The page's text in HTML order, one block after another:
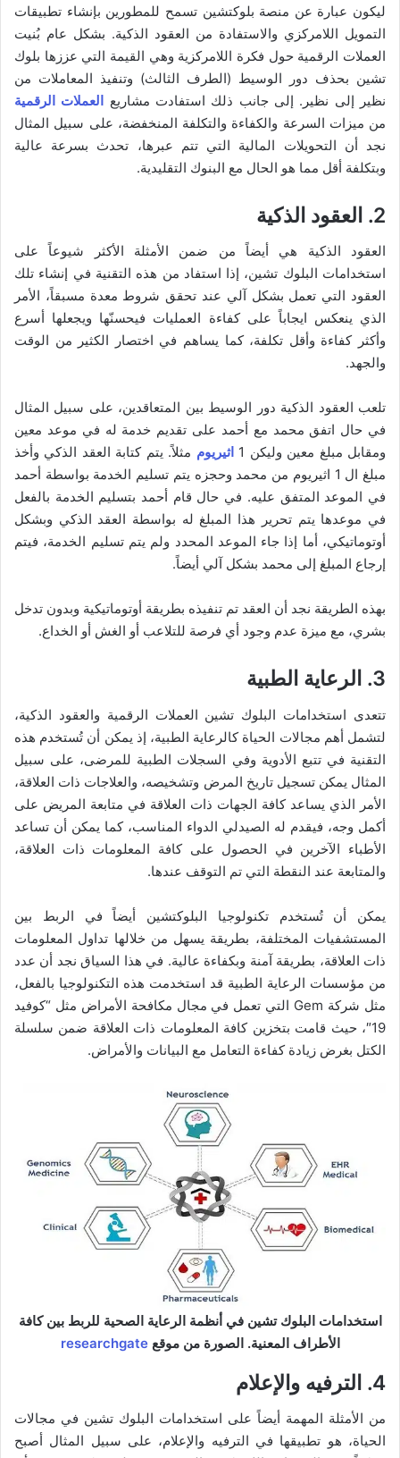
ليكون عبارة عن منصة بلوكتشين تسمح للمطورين بإنشاء تطبيقات
التمويل اللامركزي والاستفادة من العقود الذكية. بشكل عام بُنيت
العملات الرقمية حول فكرة اللامركزية وهي القيمة التي عززها بلوك
تشين بحذف دور الوسيط (الطرف الثالث) وتنفيذ المعاملات من
نظير إلى نظير. إلى جانب ذلك استفادت مشاريع العملات الرقمية
من ميزات السرعة والكفاءة والتكلفة المنخفضة، على سبيل المثال
نجد أن التحويلات المالية التي تتم عبرها، تحدث بسرعة عالية
وبتكلفة أقل مما هو الحال مع البنوك التقليدية.
2. العقود الذكية
العقود الذكية هي أيضاً من ضمن الأمثلة الأكثر شيوعاً على
استخدامات البلوك تشين، إذا استفاد من هذه التقنية في إنشاء تلك
العقود التي تعمل بشكل آلي عند تحقق شروط معدة مسبقاً، الأمر
الذي ينعكس ايجاباً على كفاءة العمليات فيحسنّها ويجعلها أسرع
وأكثر كفاءة وأقل تكلفة، كما يساهم في اختصار الكثير من الوقت
والجهد.
تلعب العقود الذكية دور الوسيط بين المتعاقدين، على سبيل المثال
في حال اتفق محمد مع أحمد على تقديم خدمة له في موعد معين
ومقابل مبلغ معين وليكن 1
اثيريوم مثلاً. يتم كتابة العقد الذكي وأخذ
مبلغ ال 1 اثيريوم من محمد وحجزه يتم تسليم الخدمة بواسطة أحمد
في الموعد المتفق عليه. في حال قام أحمد بتسليم الخدمة بالفعل
في موعدها يتم تحرير هذا المبلغ له بواسطة العقد الذكي وبشكل
أوتوماتيكي، أما إذا جاء الموعد المحدد ولم يتم تسليم الخدمة، فيتم
إرجاع المبلغ إلى محمد بشكل آلي أيضاً.
بهذه الطريقة نجد أن العقد تم تنفيذه بطريقة أوتوماتيكية وبدون تدخل
بشري، مع ميزة عدم وجود أي فرصة للتلاعب أو الغش أو الخداع.
3. الرعاية الطبية
تتعدى استخدامات البلوك تشين العملات الرقمية والعقود الذكية،
لتشمل أهم مجالات الحياة كالرعاية الطبية، إذ يمكن أن تُستخدم هذه
التقنية في تتبع الأدوية وفي السجلات الطبية للمرضى، على سبيل
المثال يمكن تسجيل تاريخ المرض وتشخيصه، والعلاجات ذات العلاقة،
الأمر الذي يساعد كافة الجهات ذات العلاقة في متابعة المريض على
أكمل وجه، فيقدم له الصيدلي الدواء المناسب، كما يمكن أن تساعد
الأطباء الآخرين في الحصول على كافة المعلومات ذات العلاقة،
والمتابعة عند النقطة التي تم التوقف عندها.
يمكن أن تُستخدم تكنولوجيا البلوكتشين أيضاً في الربط بين
المستشفيات المختلفة، بطريقة يسهل من خلالها تداول المعلومات
ذات العلاقة، بطريقة آمنة وبكفاءة عالية. في هذا السياق نجد أن عدد
من مؤسسات الرعاية الطبية قد استخدمت هذه التكنولوجيا بالفعل،
مثل شركة Gem التي تعمل في مجال مكافحة الأمراض مثل “كوفيد
19″، حيث قامت بتخزين كافة المعلومات ذات العلاقة ضمن سلسلة
الكتل بغرض زيادة كفاءة التعامل مع البيانات والأمراض.
استخدامات البلوك تشين في أنظمة الرعاية الصحية للربط بين كافة
الأطراف المعنية. الصورة من موقعresearchgate
4. الترفيه والإعلام
من الأمثلة المهمة أيضاً على استخدامات البلوك تشين في مجالات
الحياة، هو تطبيقها في الترفيه والإعلام، على سبيل المثال أصبح